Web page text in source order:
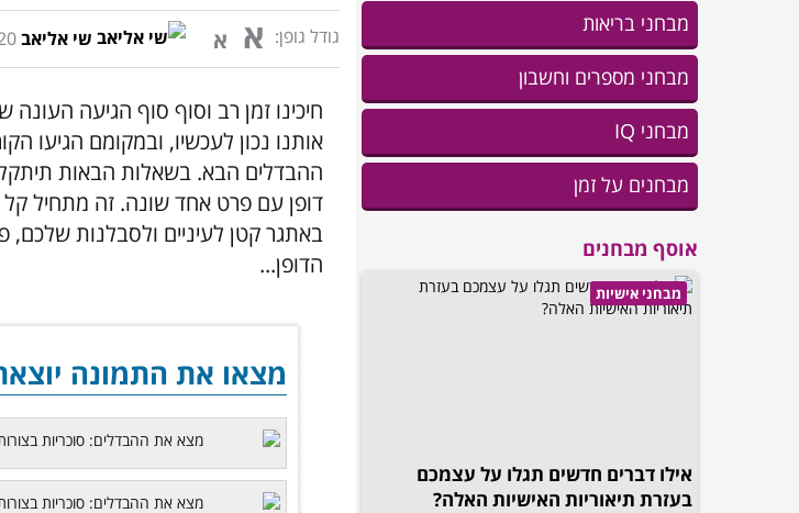
מבחני בריאות
מבחני מספרים וחשבון
מבחני IQ
מבחנים על זמן
אוסף מבחנים
מבחני אישיות
אילו דברים חדשים תגלו על עצמכם
בעזרת תיאוריות האישיות האלה?
גודל גופן: א א שי אליאב
חיכינו זמן רב וסוף סוף הגיעה העונה
אותנו נכון לעכשיו, ובמקומם הגיעו
דופן עם פרט אחד שונה. זה מתחיל קל
באתגר קטן לעיניים ולסבלנות
הדופן...
מצאו את התמונה